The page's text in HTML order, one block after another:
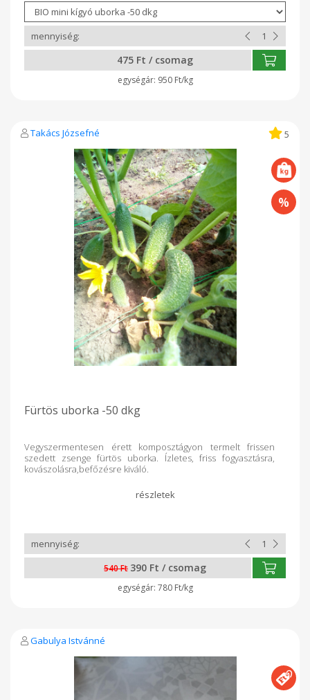
terméket csak egészben értékesítjük, így az ár változhat.
475 Ft / csomag
950 Ft/kg
Takács Józsefné 5
Fürtös uborka -50 dkg
Vegyszermentesen érett komposztágyon termelt frissen
szedett zsenge fürtös uborka. Ízletes, friss fogyasztásra,
kovászolásra,befőzésre kiváló.
540 Ft 390 Ft / csomag
780 Ft/kg
Gabulya Istvánné